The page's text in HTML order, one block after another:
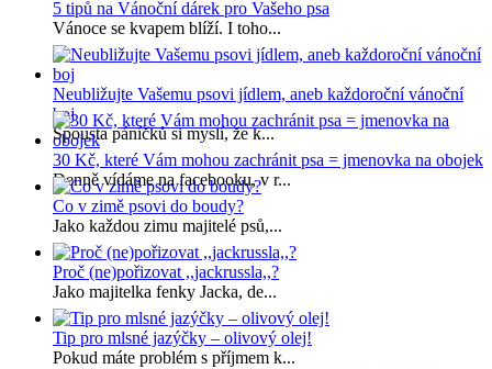
5 tipů na Vánoční dárek pro Vašeho psa
Vánoce se kvapem blíží. I toho...
Neubližujte Vašemu psovi jídlem, aneb každoroční vánoční
boj
Spousta páníčků si myslí, že k...
30 Kč, které Vám mohou zachránit psa = jmenovka na obojek
Denně vídáme na facebooku, v r...
Co v zimě psovi do boudy?
Jako každou zimu majitelé psů,...
Proč (ne)pořizovat ,,jackrussla,,?
Jako majitelka fenky Jacka, de...
Tip pro mlsné jazýčky – olivový olej!
Pokud máte problém s příjmem k...